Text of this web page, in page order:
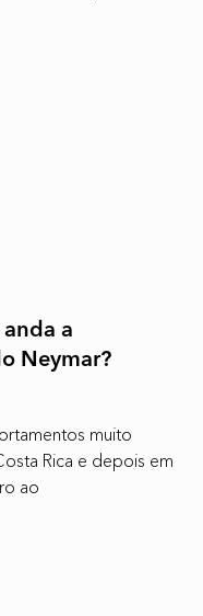
a
Neymar?
muito
Rica e depois em
ao